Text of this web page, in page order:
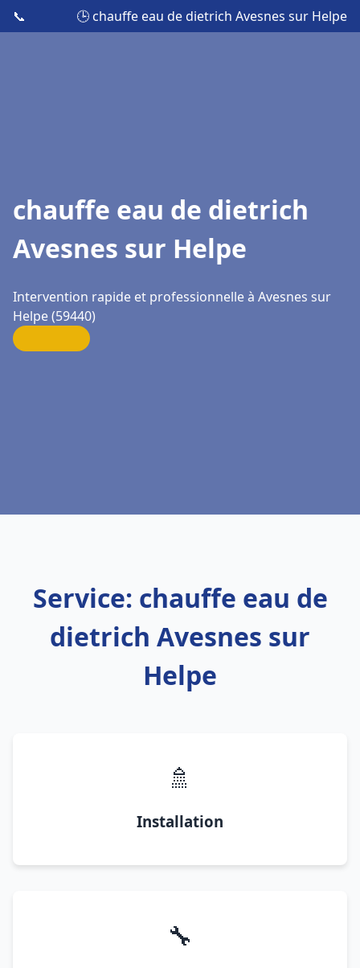
📞 🕒 chauffe eau de dietrich Avesnes sur Helpe
chauffe eau de dietrich
Avesnes sur Helpe
Intervention rapide et professionnelle à Avesnes sur
Helpe (59440)
Service: chauffe eau de
dietrich Avesnes sur
Helpe
🚿
Installation
🔧